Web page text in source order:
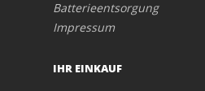
Batterieentsorgung
Impressum
IHR EINKAUF